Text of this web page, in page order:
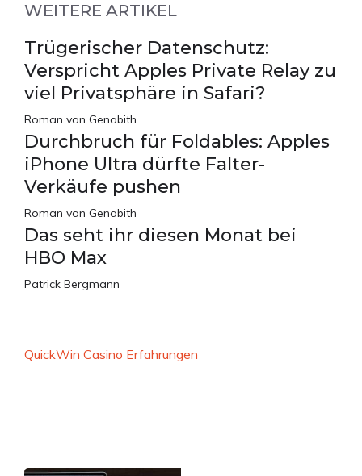
WEITERE ARTIKEL
Trügerischer Datenschutz:
Verspricht Apples Private Relay zu
viel Privatsphäre in Safari?
Roman van Genabith
Durchbruch für Foldables: Apples
iPhone Ultra dürfte Falter-
Verkäufe pushen
Roman van Genabith
Das seht ihr diesen Monat bei
HBO Max
Patrick Bergmann
QuickWin Casino Erfahrungen